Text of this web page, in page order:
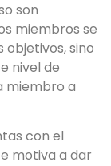
son
miembros se
sino
nivel de
miembro a
con el
motiva a dar